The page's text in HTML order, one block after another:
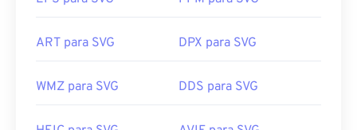
É possível usar programas da Adobe para abrir e
pluginSVG Kitpara Adobe Creative Suite primeiro.
auxílio de algumas ferramentas online. Para
ART para SVG DPX para SVG
WMZ para SVG DDS para SVG